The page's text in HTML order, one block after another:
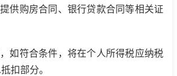
供购房合同、银行贷款合同等相关证
如符合条件，将在个人所得税应纳税
扣部分。